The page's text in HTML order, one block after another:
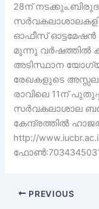
28ന്
ഓഫീസ് ഓട്ടമേഷൻ
മൂന്നു വർഷത്തിൽ
അടിസ്ഥാന
രേഖകളുടെ
രാവിലെ 11ന്
സർവകലാശാല
കേന്ദ്രത്തിൽ
http://
PREVIOUS